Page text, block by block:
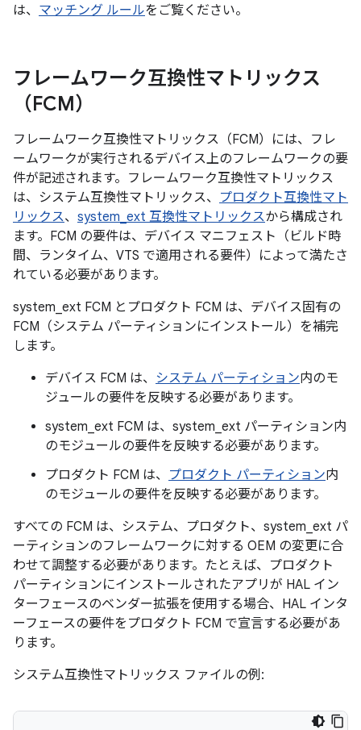
は、 マッチング ルールをご覧ください。
フレームワーク互換性マトリックス
（FCM）
フレームワーク互換性マトリックス（FCM）には、フレ
ームワークが実行されるデバイス上のフレームワークの要
件が記述されます。フレームワーク互換性マトリックス
は、システム互換性マトリックス、 プロダクト互換性マト
リックス、 system_ext 互換性マトリックスから構成され
ます。FCM の要件は、デバイス マニフェスト（ビルド時
間、ランタイム、VTS で適用される要件）によって満たさ
れている必要があります。
system_ext FCM とプロダクト FCM は、デバイス固有の
FCM（システム パーティションにインストール）を補完
します。
デバイス FCM は、 システム パーティション内のモ
ジュールの要件を反映する必要があります。
system_ext FCM は、system_ext パーティション内
のモジュールの要件を反映する必要があります。
プロダクト FCM は、 プロダクト パーティション内
のモジュールの要件を反映する必要があります。
すべての FCM は、システム、プロダクト、system_ext パ
ーティションのフレームワークに対する OEM の変更に合
わせて調整する必要があります。たとえば、プロダクト
パーティションにインストールされたアプリが HAL イン
ターフェースのベンダー拡張を使用する場合、HAL インタ
ーフェースの要件をプロダクト FCM で宣言する必要があ
ります。
システム互換性マトリックス ファイルの例: